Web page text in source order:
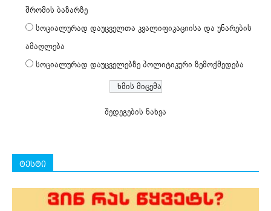
შრომის ბაზარზე
სოციალურად დაუცველთა კვალიფიკაციისა და უნარების
ამაღლება
სოციალურად დაუცველებზე პოლიტიკური ზემოქმედება
შედეგების ნახვა
ტესტი